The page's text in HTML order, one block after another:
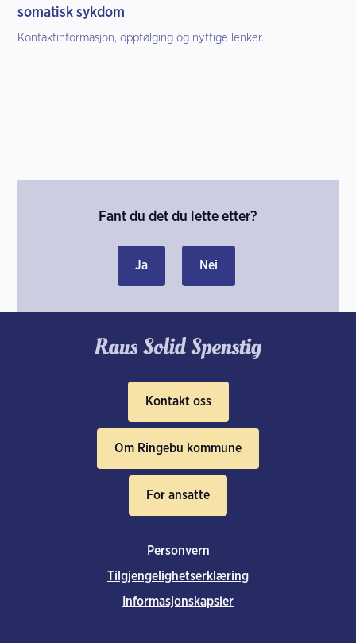
somatisk sykdom
Kontaktinformasjon, oppfølging og nyttige lenker.
Fant du det du lette etter?
Ja Nei
Kontakt oss
Om Ringebu kommune
For ansatte
Personvern
Tilgjengelighetserklæring
Informasjonskapsler